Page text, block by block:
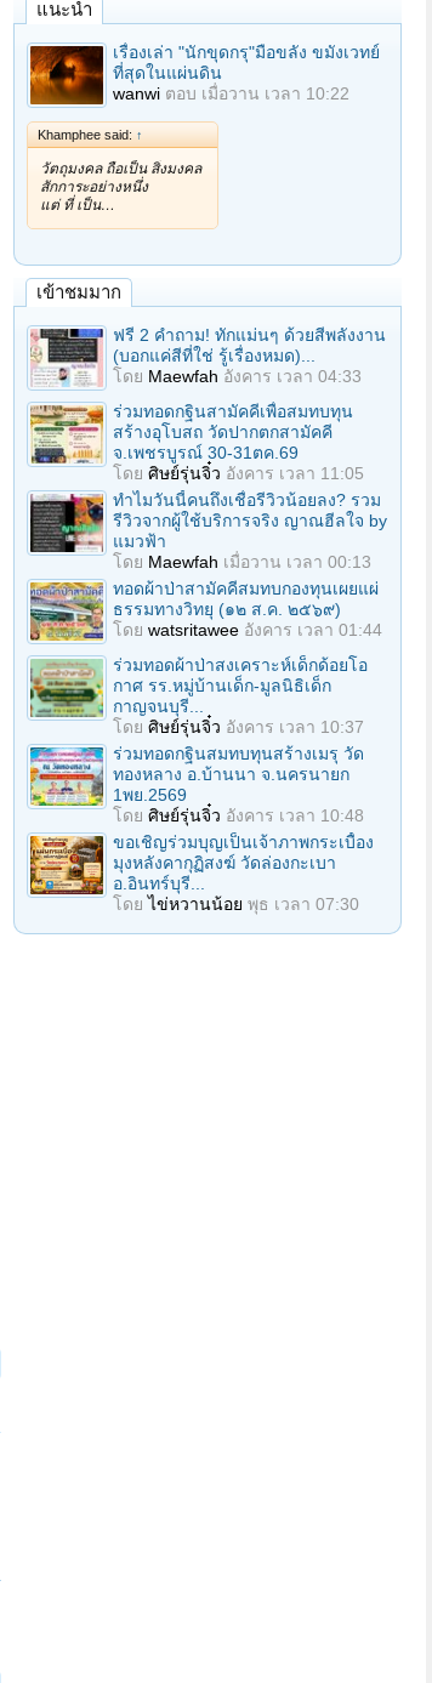
แนะนำ
เรื่องเล่า "นักขุดกรุ"มือขลัง ขมังเวทย์
ที่สุดในแผ่นดิน
wanwi ตอบ เมื่อวาน เวลา 10:22
Khamphee said: ↑
วัตถุมงคล ถือเป็น สิ่งมงคล
สักการะอย่างหนึ่ง
แต่ ที่ เป็น…
เข้าชมมาก
ฟรี 2 คำถาม! ทักแม่นๆ ด้วยสีพลังงาน
(บอกแค่สีที่ใช่ รู้เรื่องหมด)...
โดย Maewfah อังคาร เวลา 04:33
ร่วมทอดกฐินสามัคคีเพื่อสมทบทุน
สร้างอุโบสถ วัดปากตกสามัคคี
จ.เพชรบูรณ์ 30-31ตค.69
โดย ศิษย์รุ่นจิ๋ว อังคาร เวลา 11:05
ทำไมวันนี้คนถึงเชื่อรีวิวน้อยลง? รวม
รีวิวจากผู้ใช้บริการจริง ญาณฮีลใจ by
แมวฟ้า
โดย Maewfah เมื่อวาน เวลา 00:13
ทอดผ้าป่าสามัคคีสมทบกองทุนเผยแผ่
ธรรมทางวิทยุ (๑๒ ส.ค. ๒๕๖๙)
โดย watsritawee อังคาร เวลา 01:44
ร่วมทอดผ้าป่าสงเคราะห์เด็กด้อยโอ
กาศ รร.หมู่บ้านเด็ก-มูลนิธิเด็ก
กาญจนบุรี...
โดย ศิษย์รุ่นจิ๋ว อังคาร เวลา 10:37
ร่วมทอดกฐินสมทบทุนสร้างเมรุ วัด
ทองหลาง อ.บ้านนา จ.นครนายก
1พย.2569
โดย ศิษย์รุ่นจิ๋ว อังคาร เวลา 10:48
ขอเชิญร่วมบุญเป็นเจ้าภาพกระเบื้อง
มุงหลังคากุฏิสงฆ์ วัดล่องกะเบา
อ.อินทร์บุรี...
โดยไข่หวานน้อย พุธ เวลา 07:30